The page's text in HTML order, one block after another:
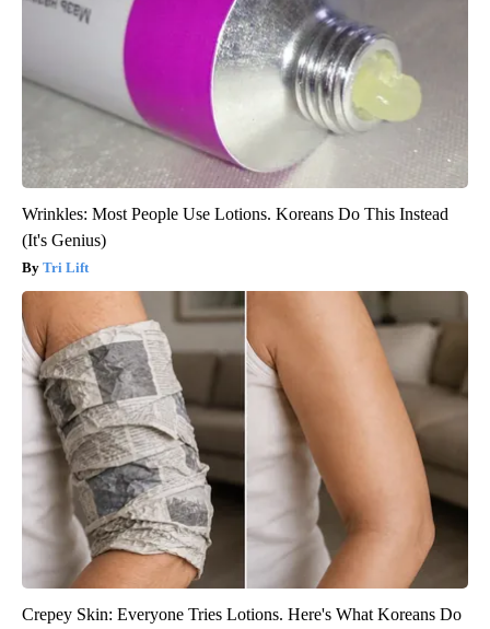
Wrinkles: Most People Use Lotions. Koreans Do This Instead
(It's Genius)
Tri Lift
Crepey Skin: Everyone Tries Lotions. Here's What Koreans Do